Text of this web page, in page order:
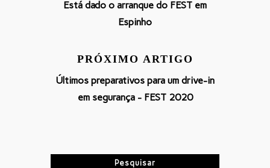
Está dado o arranque do FEST em
Espinho
PRÓXIMO ARTIGO
Últimos preparativos para um drive-in
em segurança - FEST 2020
Pesquisar